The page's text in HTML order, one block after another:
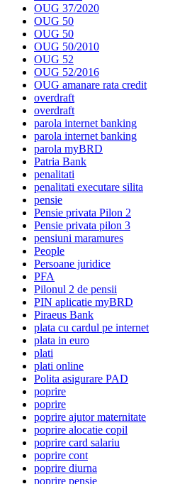
OUG 37/2020
OUG 50
OUG 50
OUG 50/2010
OUG 52
OUG 52/2016
OUG amanare rata credit
overdraft
overdraft
parola internet banking
parola internet banking
parola myBRD
Patria Bank
penalitati
penalitati executare silita
pensie
Pensie privata Pilon 2
Pensie privata pilon 3
pensiuni maramures
People
Persoane juridice
PFA
Pilonul 2 de pensii
PIN aplicatie myBRD
Piraeus Bank
plata cu cardul pe internet
plata in euro
plati
plati online
Polita asigurare PAD
poprire
poprire
poprire ajutor maternitate
poprire alocatie copil
poprire card salariu
poprire cont
poprire diurna
poprire pensie